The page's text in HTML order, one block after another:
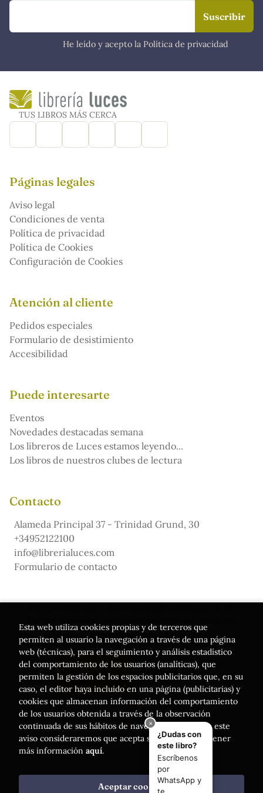
He leído y acepto la Política de privacidad
TUS LIBROS MÁS CERCA
Páginas legales
Aviso legal
Condiciones de venta
Política de privacidad
Política de Cookies
Configuración de Cookies
Atención al cliente
Pedidos especiales
Formulario de desistimiento
Accesibilidad
Puede interesarte
Eventos
Novedades destacadas semana
Los libreros de Luces estamos leyendo...
Los libros de nuestros clubes de lectura
Contacto
Alameda Principal 37 - Trinidad Grund, 30
+34952122100
info@librerialuces.com
Formulario de contacto
Cómic y de la Lectura
Esta web utiliza cookies propias y de terceros que
permiten al usuario la navegación a través de una página
web (técnicas), para el seguimiento y análisis estadístico
del comportamiento de los usuarios (analíticas), que
permiten la gestión de los espacios publicitarios que, en su
caso, el editor haya incluido en una página (publicitarias) y
cookies que almacenan información del comportamiento
de los usuarios obtenida a través de la observación
continuada de sus hábitos de navegación. Si acepta este
aviso consideraremos que acepta su uso. Puede obtener
más información aquí.
Aceptar cookies